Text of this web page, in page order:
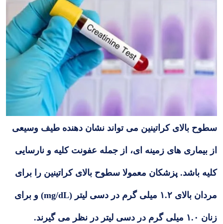
سطوح بالای کراتینین می تواند نشان دهنده طیف وسیعی
از بیماری های زمینه ای، از جمله عفونت کلیه و نارسایی
کلیه باشد. پزشکان معمولا سطوح بالای کراتینین را برای
مردان بالای ۱.۲ میلی گرم در دسی لیتر (mg/dL) و برای
زنان ۱.۰ میلی گرم در دسی لیتر در نظر می گیرند.